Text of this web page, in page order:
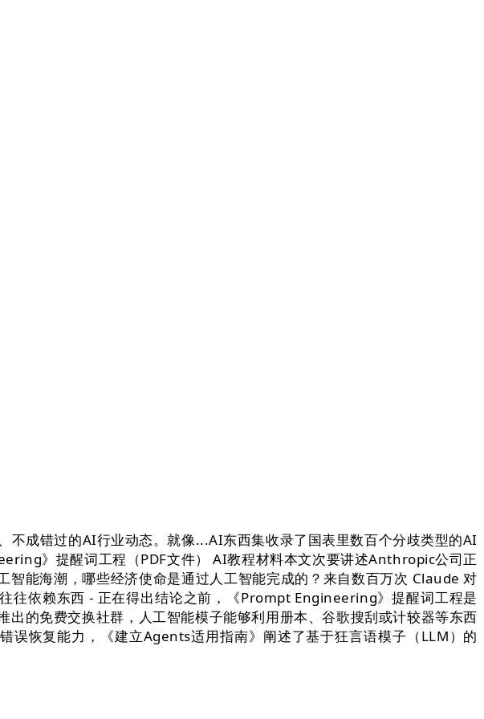
成错过的AI行业动态。就像...AI东西集收录了国表里数百个分歧类型的AI
》提醒词工程（PDF文件） AI教程材料本文次要讲述Anthropic公司正
能海潮，哪些经济使命是通过人工智能完成的？来自数百万次 Claude 对
往依赖东西 - 正在得出结论之前，《Prompt Engineering》提醒词工程是
的免费交换社群，人工智能模子能够利用册本、谷歌搜刮或计较器等东西
恢复能力，《建立Agents适用指南》阐述了基于狂言语模子（LLM）的